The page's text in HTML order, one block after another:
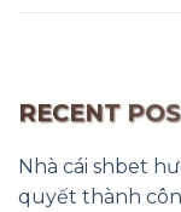
RECENT
Nhà cái shbet
quyết thành